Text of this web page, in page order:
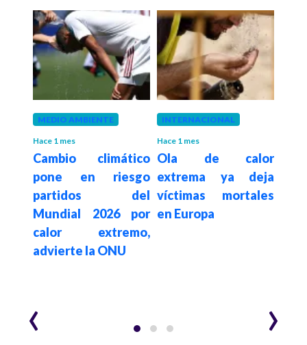
MEDIO AMBIENTE
Hace 1 mes
Cambio climático
pone en riesgo
partidos del
Mundial 2026 por
calor extremo,
advierte la ONU
INTERNACIONAL
Hace 1 mes
Ola de calor
extrema ya deja
víctimas mortales
en Europa
‹ ›